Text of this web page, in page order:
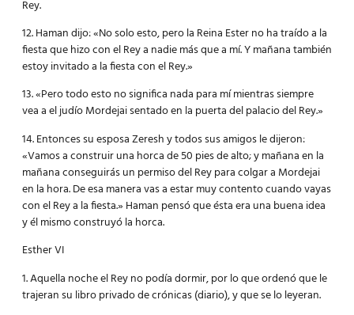
Rey.
12. Haman dijo: «No solo esto, pero la Reina Ester no ha traído a la
fiesta que hizo con el Rey a nadie más que a mí. Y mañana también
estoy invitado a la fiesta con el Rey.»
13. «Pero todo esto no significa nada para mí mientras siempre
vea a el judío Mordejai sentado en la puerta del palacio del Rey.»
14. Entonces su esposa Zeresh y todos sus amigos le dijeron:
«Vamos a construir una horca de 50 pies de alto; y mañana en la
mañana conseguirás un permiso del Rey para colgar a Mordejai
en la hora. De esa manera vas a estar muy contento cuando vayas
con el Rey a la fiesta.» Haman pensó que ésta era una buena idea
y él mismo construyó la horca.
Esther VI
1. Aquella noche el Rey no podía dormir, por lo que ordenó que le
trajeran su libro privado de crónicas (diario), y que se lo leyeran.